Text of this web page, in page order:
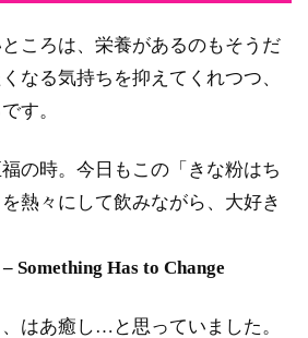
ころは、栄養があるのもそうだ
なる気持ちを抑えてくれつつ、
す。
の時。今日もこの「きな粉はち
熱々にして飲みながら、大好き
Something Has to Change
はあ癒し…と思っていました。